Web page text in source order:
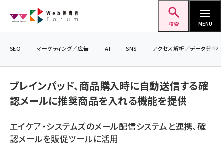
ン
検索 MENU
ai (2814)
SEO マーケティング／広告 AI SNS アクセス解析／データ分析
ブレインパッド、商品購入時に自動送信する確
認メールに推奨商品を入れる機能を提供
エイケア・システムズのメール配信システムと連携、確
認メールを販促ツールに活用
るセ